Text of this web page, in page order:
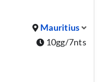
Mauritius
10gg/7nts